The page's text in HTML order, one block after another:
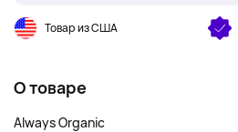
Товар из США
О товаре
Always Organic